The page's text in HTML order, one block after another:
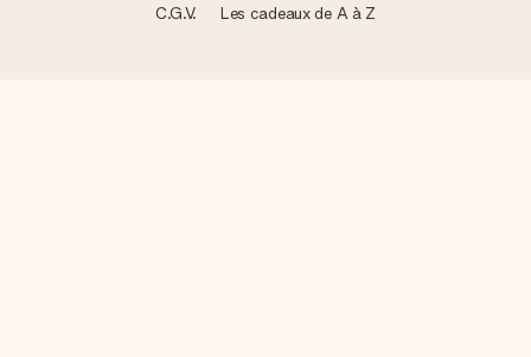
C.G.V.
Les cadeaux de A à Z